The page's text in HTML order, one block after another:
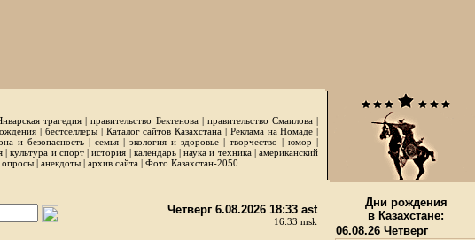
трагедия |правительство Бектенова| правительство Смаилова|
| бестселлеры| Каталог сайтов Казахстана | Реклама на Номаде |
и безопасность | семья | экология и здоровье | творчество | юмор |
|культура и спорт|история | календарь|наука и техника|американский
опросы | анекдоты | архив сайта | Фото Казахстан-2050
Четверг 6.08.2026 18:33 ast
16:33 msk
Дни рождения
в Казахстане:
06.08.26 Четверг